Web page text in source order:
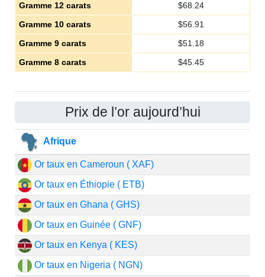
Gramme 12 carats
$68.24
Gramme 10 carats
$56.91
Gramme 9 carats
$51.18
Gramme 8 carats
$45.45
Prix de l’or aujourd’hui
Afrique
Or taux en Cameroun ( XAF)
Or taux en Éthiopie ( ETB)
Or taux en Ghana ( GHS)
Or taux en Guinée ( GNF)
Or taux en Kenya ( KES)
Or taux en Nigeria ( NGN)